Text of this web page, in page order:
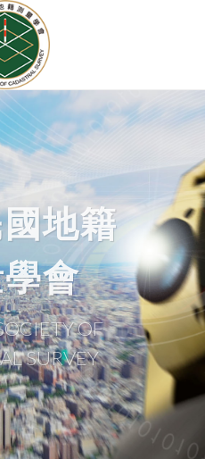
地籍
會
OF
SURVEY